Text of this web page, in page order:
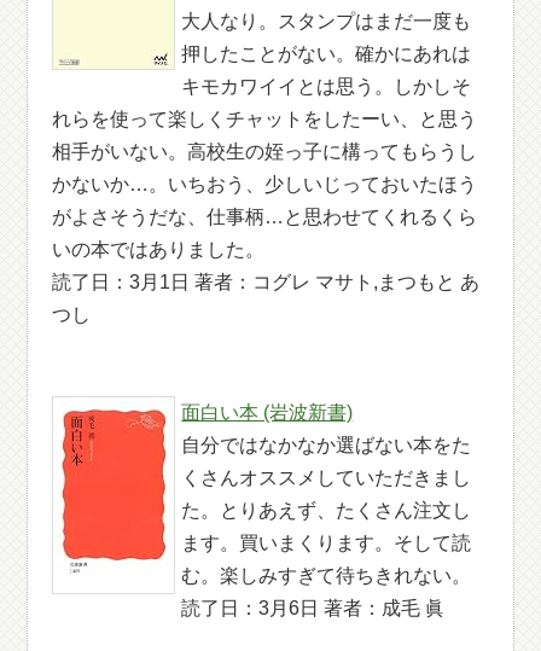
大人なり。スタンプはまだ一度も
押したことがない。確かにあれは
キモカワイイとは思う。しかしそ
れらを使って楽しくチャットをしたーい、と思う
相手がいない。高校生の姪っ子に構ってもらうし
かないか…。いちおう、少しいじっておいたほう
がよさそうだな、仕事柄…と思わせてくれるくら
いの本ではありました。
読了日：3月1日 著者：コグレ マサト,まつもと あ
つし
面白い本 (岩波新書)
自分ではなかなか選ばない本をた
くさんオススメしていただきまし
た。とりあえず、たくさん注文し
ます。買いまくります。そして読
む。楽しみすぎて待ちきれない。
読了日：3月6日 著者：成毛 眞